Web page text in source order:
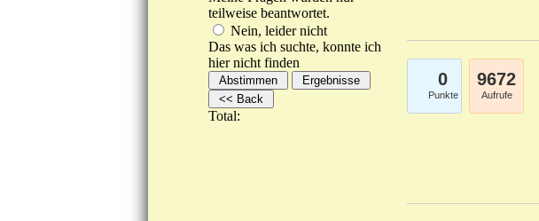
teilweise beantwortet.
Nein, leider nicht
Das was ich suchte, konnte ich
hier nicht finden
Total:
0
Punkte
9672
Aufrufe